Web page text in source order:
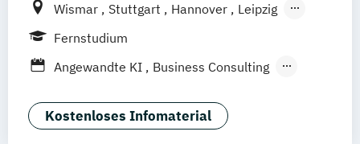
Wismar Stuttgart Hannover
Leipzig
Frankfurt am Main
Nürnberg
Fernstudium
Angewandte KI
Business Consulting
Gesundheitsmanagement
Human Resource Management
Kostenloses Infomaterial